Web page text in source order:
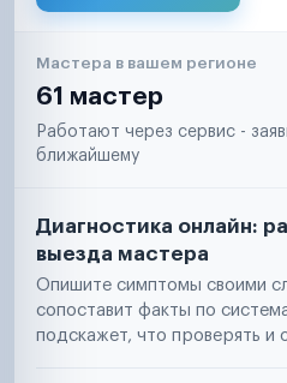
Мастера в вашем регионе
61 мастер
Работают через сервис -
ближайшему
Диагностика онлайн:
выезда мастера
Опишите симптомы своими
сопоставит факты по
подскажет, что проверять и